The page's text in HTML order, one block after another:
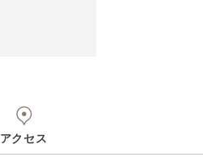
アクセス